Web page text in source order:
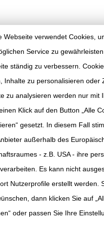
Webseite verwendet Cookies,
Service zu
ständig zu verbessern.
Inhalte zu personalisieren oder
zu analysieren werden nur mit
Klick auf den Button „Alle
gesetzt. In diesem Fall
außerhalb des
- z.B. USA - ihre
Es kann nicht
Nutzerprofile erstellt werden.
dann klicken Sie auf
oder passen Sie Ihre